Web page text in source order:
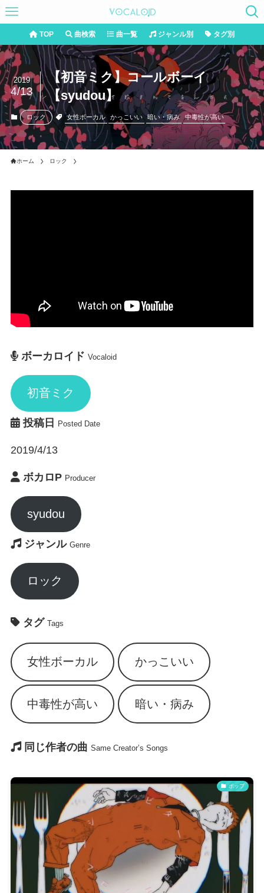
TOP 曲検索 曲一覧 ジャンル別 タグ別
【初音ミク】コールボーイ
【syudou】
2019
4/13
ロック 女性ボーカル かっこいい 暗い・病み 中毒性が高い
ホーム ロック
ボーカロイド Vocaloid
初音ミク
投稿日 Posted Date
2019/4/13
ボカロP Producer
syudou
ジャンル Genre
ロック
タグ Tags
女性ボーカル かっこいい
中毒性が高い 暗い・病み
同じ作者の曲 Same Creator’s Songs
ポップ